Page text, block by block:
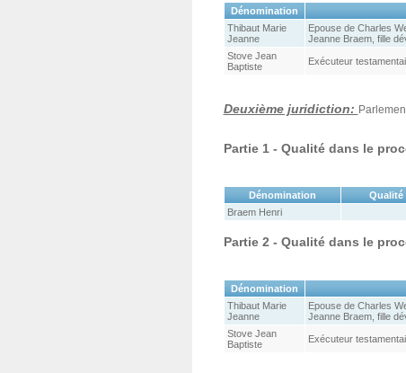
Dénomination
Thibaut Marie
Jeanne
Epouse de Charles
Jeanne Braem, fille
Stove Jean
Baptiste
Exécuteur
Deuxième juridiction:
Partie 1 - Qualité dans le
Dénomination Qualité
Braem Henri
Partie 2 - Qualité dans le
Dénomination
Thibaut Marie
Jeanne
Epouse de Charles
Jeanne Braem, fille
Stove Jean
Baptiste
Exécuteur